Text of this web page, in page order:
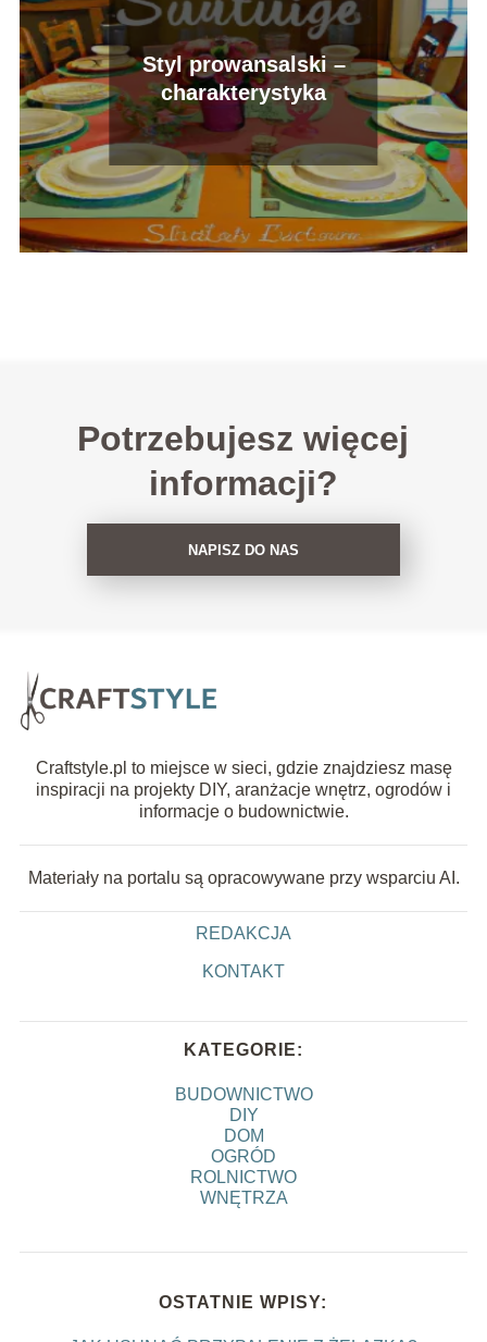
Styl prowansalski –
charakterystyka
Potrzebujesz więcej
informacji?
NAPISZ DO NAS
Craftstyle.pl to miejsce w sieci, gdzie znajdziesz masę
inspiracji na projekty DIY, aranżacje wnętrz, ogrodów i
informacje o budownictwie.
Materiały na portalu są opracowywane przy wsparciu AI.
REDAKCJA
KONTAKT
KATEGORIE:
BUDOWNICTWO
DIY
DOM
OGRÓD
ROLNICTWO
WNĘTRZA
OSTATNIE WPISY: